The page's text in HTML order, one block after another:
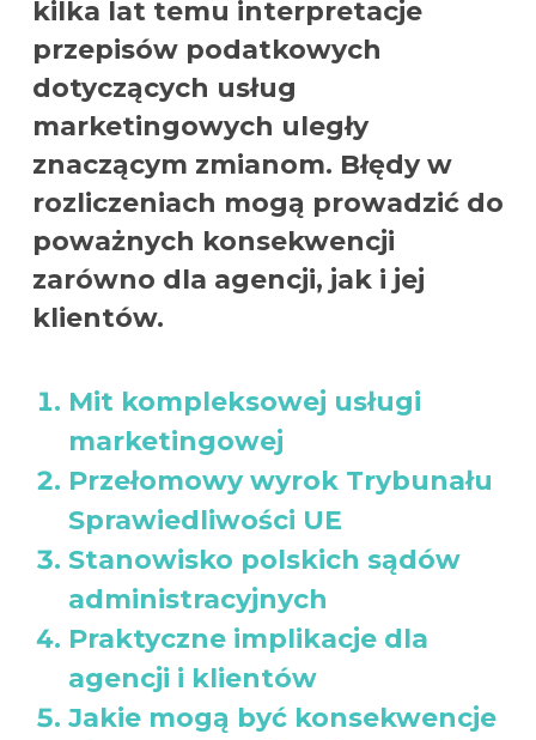
kilka lat temu interpretacje
przepisów podatkowych
dotyczących usług
marketingowych uległy
znaczącym zmianom. Błędy w
rozliczeniach mogą prowadzić do
poważnych konsekwencji
zarówno dla agencji, jak i jej
klientów.
Mit kompleksowej usługi
marketingowej
Przełomowy wyrok Trybunału
Sprawiedliwości UE
Stanowisko polskich sądów
administracyjnych
Praktyczne implikacje dla
agencji i klientów
Jakie mogą być konsekwencje